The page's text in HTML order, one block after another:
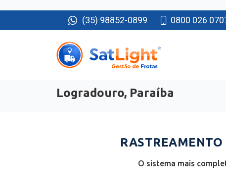
(35) 98852-0899 0800 026
Logradouro, Paraíba
O sistema mais